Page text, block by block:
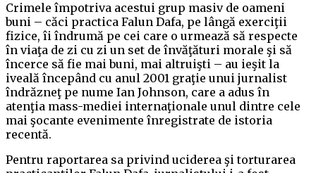
Crimele împotriva acestui grup masiv de oameni
buni – căci practica Falun Dafa, pe lângă exerciţii
fizice, îi îndrumă pe cei care o urmează să respecte
în viaţa de zi cu zi un set de învăţături morale şi să
încerce să fie mai buni, mai altruişti – au ieşit la
iveală începând cu anul 2001 graţie unui jurnalist
îndrăzneţ pe nume Ian Johnson, care a adus în
atenţia mass-mediei internaţionale unul dintre cele
mai şocante evenimente înregistrate de istoria
recentă.
Pentru raportarea sa privind uciderea şi torturarea